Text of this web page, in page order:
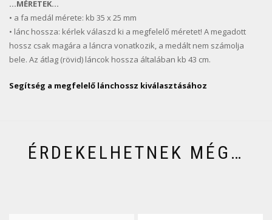
…MÉRETEK…
• a fa medál mérete: kb 35 x 25 mm
• lánc hossza: kérlek válaszd ki a megfelelő méretet! A megadott
hossz csak magára a láncra vonatkozik, a medált nem számolja
bele. Az átlag (rövid) láncok hossza általában kb 43 cm.
Segítség a megfelelő lánchossz kiválasztásához
ÉRDEKELHETNEK MÉG…